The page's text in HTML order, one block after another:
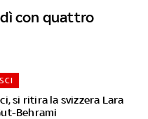
con quattro
si ritira la svizzera Lara
Behrami
SCI